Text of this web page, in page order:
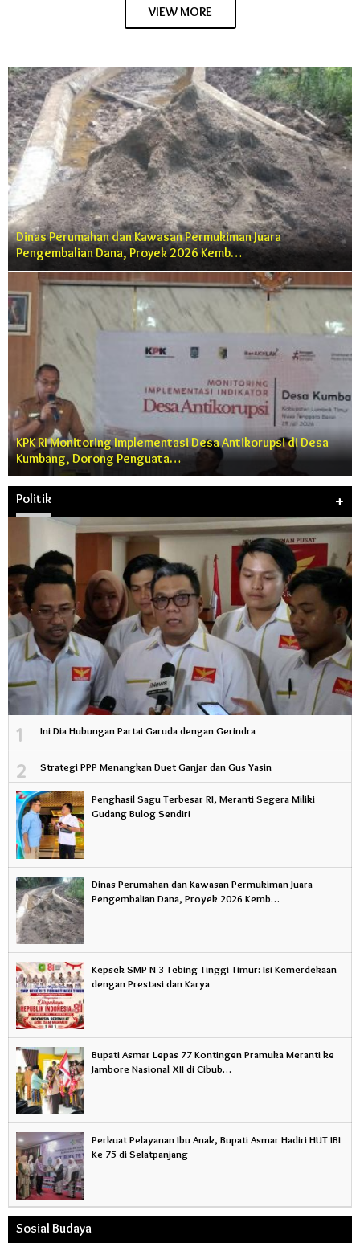
VIEW MORE
Dinas Perumahan dan Kawasan Permukiman Juara
Pengembalian Dana, Proyek 2026 Kemb…
KPK RI Monitoring Implementasi Desa Antikorupsi di Desa
Kumbang, Dorong Penguata…
Politik +
1 Ini Dia Hubungan Partai Garuda dengan Gerindra
2 Strategi PPP Menangkan Duet Ganjar dan Gus Yasin
Penghasil Sagu Terbesar RI, Meranti Segera Miliki
Gudang Bulog Sendiri
Dinas Perumahan dan Kawasan Permukiman Juara
Pengembalian Dana, Proyek 2026 Kemb…
Kepsek SMP N 3 Tebing Tinggi Timur: Isi Kemerdekaan
dengan Prestasi dan Karya
Bupati Asmar Lepas 77 Kontingen Pramuka Meranti ke
Jambore Nasional XII di Cibub…
Perkuat Pelayanan Ibu Anak, Bupati Asmar Hadiri HUT IBI
Ke-75 di Selatpanjang
Sosial Budaya